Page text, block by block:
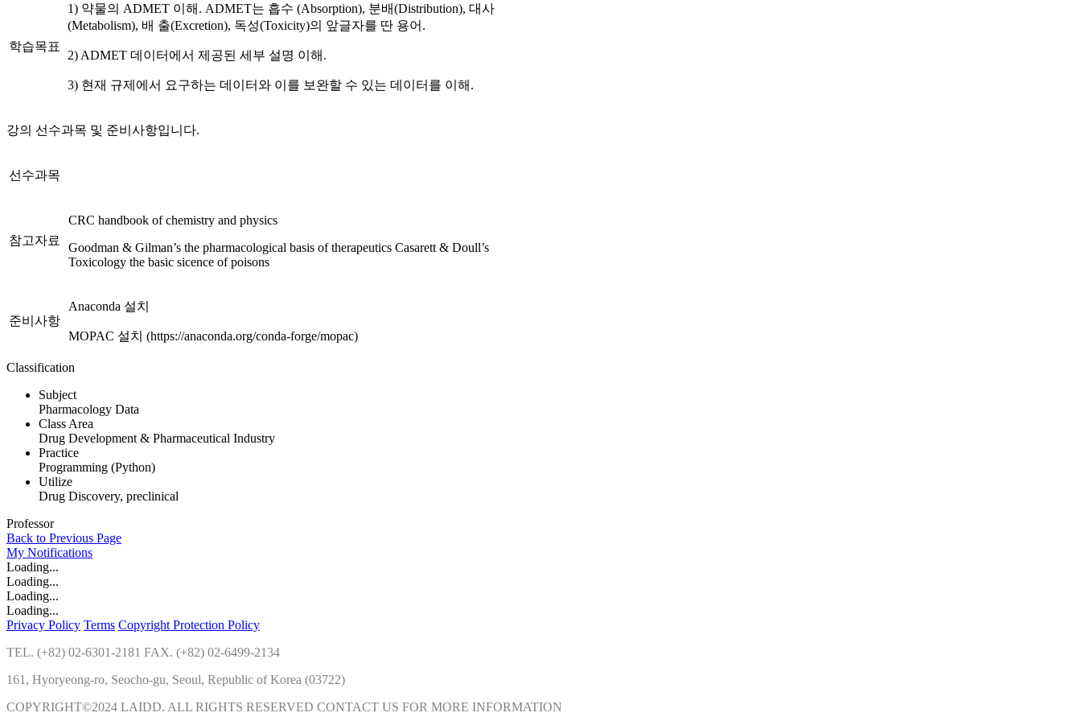
학습목표
1) 약물의 ADMET 이해. ADMET는 흡수 (Absorption), 분배(Distribution), 대사
(Metabolism), 배 출(Excretion), 독성(Toxicity)의 앞글자를 딴 용어.
2) ADMET 데이터에서 제공된 세부 설명 이해.
3) 현재 규제에서 요구하는 데이터와 이를 보완할 수 있는 데이터를 이해.
강의 선수과목 및 준비사항입니다.
선수과목
참고자료
CRC handbook of chemistry and physics
Goodman & Gilman’s the pharmacological basis of therapeutics Casarett & Doull’s
Toxicology the basic sicence of poisons
준비사항
Anaconda 설치
MOPAC 설치 (https://anaconda.org/conda-forge/mopac)
Classification
Subject
Pharmacology Data
Class Area
Drug Development & Pharmaceutical Industry
Practice
Programming (Python)
Utilize
Drug Discovery, preclinical
Professor
Back to Previous Page
My Notifications
Loading...
Loading...
Loading...
Loading...
Privacy Policy Terms Copyright Protection Policy
TEL. (+82) 02-6301-2181 FAX. (+82) 02-6499-2134
161, Hyoryeong-ro, Seocho-gu, Seoul, Republic of Korea (03722)
COPYRIGHT©2024 LAIDD. ALL RIGHTS RESERVED CONTACT US FOR MORE INFORMATION